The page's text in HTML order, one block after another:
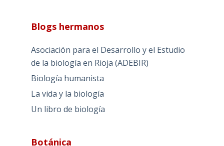
Blogs hermanos
Asociación para el Desarrollo y el Estudio
de la biología en Rioja (ADEBIR)
Biología humanista
La vida y la biología
Un libro de biología
Botánica